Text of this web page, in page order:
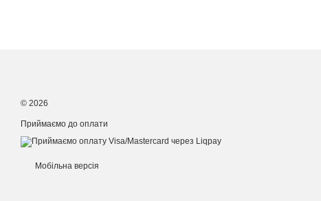
© 2026
Приймаємо до оплати
Мобільна версія